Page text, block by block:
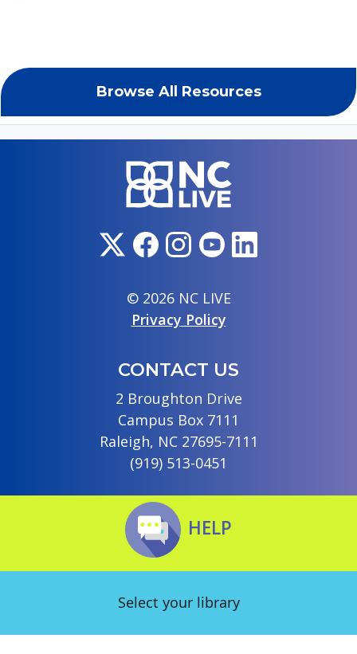
Browse All Resources
© 2026 NC LIVE
Privacy Policy
CONTACT US
2 Broughton Drive
Campus Box 7111
Raleigh, NC 27695-7111
(919) 513-0451
HELP
Select your library